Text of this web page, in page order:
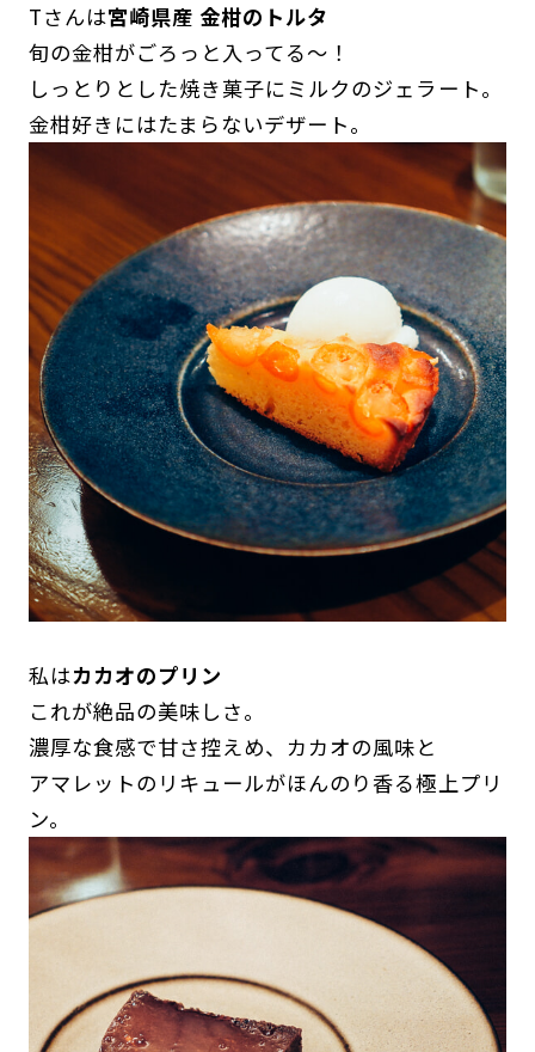
Tさんは宮崎県産 金柑のトルタ
旬の金柑がごろっと入ってる〜！
しっとりとした焼き菓子にミルクのジェラート。
金柑好きにはたまらないデザート。
私はカカオのプリン
これが絶品の美味しさ。
濃厚な食感で甘さ控えめ、カカオの風味と
アマレットのリキュールがほんのり香る極上プリ
ン。